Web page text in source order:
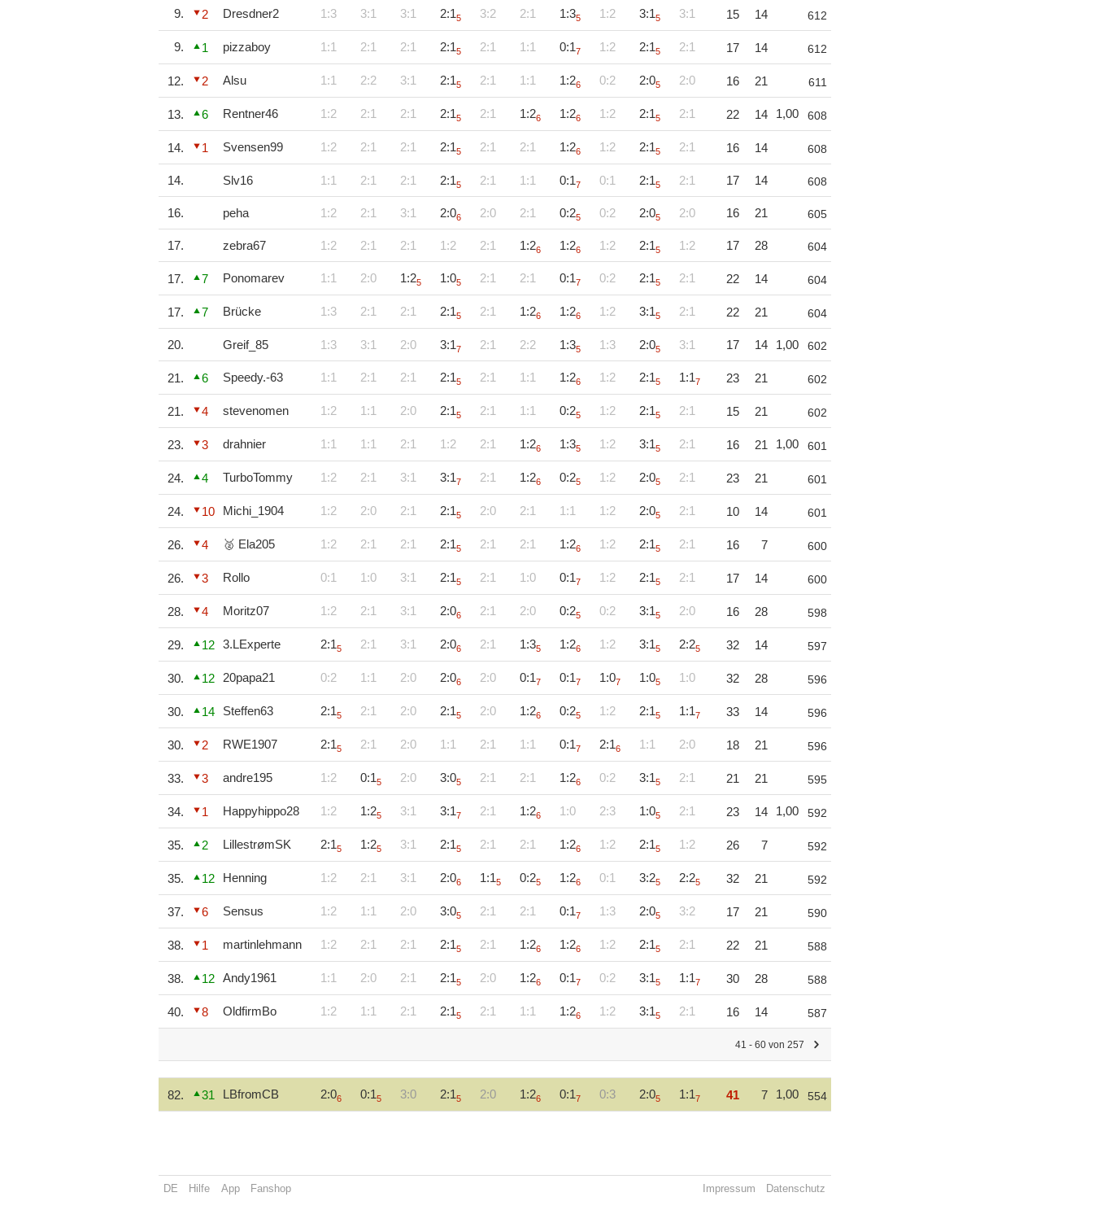
9. 2 Dresdner2 1:3 3:1 3:1 2:15 3:2 2:1 1:35 1:2 3:15 3:1 15 14 612
9. 1 pizzaboy 1:1 2:1 2:1 2:15 2:1 1:1 0:17 1:2 2:15 2:1 17 14 612
12. 2 Alsu 1:1 2:2 3:1 2:15 2:1 1:1 1:26 0:2 2:05 2:0 16 21 611
13. 6 Rentner46 1:2 2:1 2:1 2:15 2:1 1:26 1:26 1:2 2:15 2:1 22 14 1,00 608
14. 1 Svensen99 1:2 2:1 2:1 2:15 2:1 2:1 1:26 1:2 2:15 2:1 16 14 608
14. Slv16 1:1 2:1 2:1 2:15 2:1 1:1 0:17 0:1 2:15 2:1 17 14 608
16. peha 1:2 2:1 3:1 2:06 2:0 2:1 0:25 0:2 2:05 2:0 16 21 605
17. zebra67 1:2 2:1 2:1 1:2 2:1 1:26 1:26 1:2 2:15 1:2 17 28 604
17. 7 Ponomarev 1:1 2:0 1:25 1:05 2:1 2:1 0:17 0:2 2:15 2:1 22 14 604
17. 7 Brücke 1:3 2:1 2:1 2:15 2:1 1:26 1:26 1:2 3:15 2:1 22 21 604
20. Greif_85 1:3 3:1 2:0 3:17 2:1 2:2 1:35 1:3 2:05 3:1 17 14 1,00 602
21. 6 Speedy.-63 1:1 2:1 2:1 2:15 2:1 1:1 1:26 1:2 2:15 1:17 23 21 602
21. 4 stevenomen 1:2 1:1 2:0 2:15 2:1 1:1 0:25 1:2 2:15 2:1 15 21 602
23. 3 drahnier 1:1 1:1 2:1 1:2 2:1 1:26 1:35 1:2 3:15 2:1 16 21 1,00 601
24. 4 TurboTommy 1:2 2:1 3:1 3:17 2:1 1:26 0:25 1:2 2:05 2:1 23 21 601
24. 10 Michi_1904 1:2 2:0 2:1 2:15 2:0 2:1 1:1 1:2 2:05 2:1 10 14 601
26. 4 🥈 Ela205 1:2 2:1 2:1 2:15 2:1 2:1 1:26 1:2 2:15 2:1 16 7 600
26. 3 Rollo 0:1 1:0 3:1 2:15 2:1 1:0 0:17 1:2 2:15 2:1 17 14 600
28. 4 Moritz07 1:2 2:1 3:1 2:06 2:1 2:0 0:25 0:2 3:15 2:0 16 28 598
29. 12 3.LExperte 2:15 2:1 3:1 2:06 2:1 1:35 1:26 1:2 3:15 2:25 32 14 597
30. 12 20papa21 0:2 1:1 2:0 2:06 2:0 0:17 0:17 1:07 1:05 1:0 32 28 596
30. 14 Steffen63 2:15 2:1 2:0 2:15 2:0 1:26 0:25 1:2 2:15 1:17 33 14 596
30. 2 RWE1907 2:15 2:1 2:0 1:1 2:1 1:1 0:17 2:16 1:1 2:0 18 21 596
33. 3 andre195 1:2 0:15 2:0 3:05 2:1 2:1 1:26 0:2 3:15 2:1 21 21 595
34. 1 Happyhippo28 1:2 1:25 3:1 3:17 2:1 1:26 1:0 2:3 1:05 2:1 23 14 1,00 592
35. 2 LillestrømSK 2:15 1:25 3:1 2:15 2:1 2:1 1:26 1:2 2:15 1:2 26 7 592
35. 12 Henning 1:2 2:1 3:1 2:06 1:15 0:25 1:26 0:1 3:25 2:25 32 21 592
37. 6 Sensus 1:2 1:1 2:0 3:05 2:1 2:1 0:17 1:3 2:05 3:2 17 21 590
38. 1 martinlehmann 1:2 2:1 2:1 2:15 2:1 1:26 1:26 1:2 2:15 2:1 22 21 588
38. 12 Andy1961 1:1 2:0 2:1 2:15 2:0 1:26 0:17 0:2 3:15 1:17 30 28 588
40. 8 OldfirmBo 1:2 1:1 2:1 2:15 2:1 1:1 1:26 1:2 3:15 2:1 16 14 587
41 - 60 von 257
82. 31 LBfromCB 2:06 0:1 5 3:0 2:1 5 2:0 1:26 0:1 7 0:3 2:05 1:1 7 41 7 1,00 554
DE Hilfe App Fanshop Impressum Datenschutz